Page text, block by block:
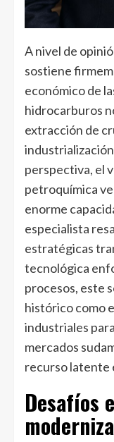
A nivel de
sostiene
económico de
hidrocarburos
extracción de
perspectiva, el
petroquímica
enorme
especialista
estratégicas
tecnológica
procesos, este
histórico como
industriales
mercados
recurso latente
Desafíos